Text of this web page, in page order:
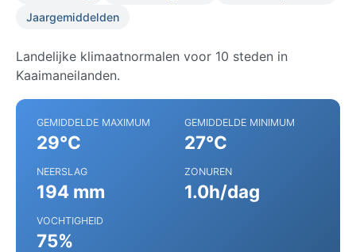
Jaargemiddelden
Landelijke klimaatnormalen voor 10 steden in
Kaaimaneilanden.
GEMIDDELDE MAXIMUM
29°C
GEMIDDELDE MINIMUM
27°C
NEERSLAG
194 mm
ZONUREN
1.0h/dag
VOCHTIGHEID
75%